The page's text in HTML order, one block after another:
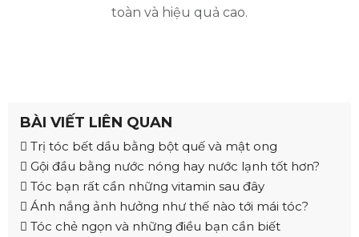
toàn và hiệu quả cao.
BÀI VIẾT LIÊN QUAN
Trị tóc bết dầu bằng bột quế và mật ong
Gội đầu bằng nước nóng hay nước lạnh tốt hơn?
Tóc bạn rất cần những vitamin sau đây
Ánh nắng ảnh hưởng như thế nào tới mái tóc?
Tóc chẻ ngọn và những điều bạn cần biết